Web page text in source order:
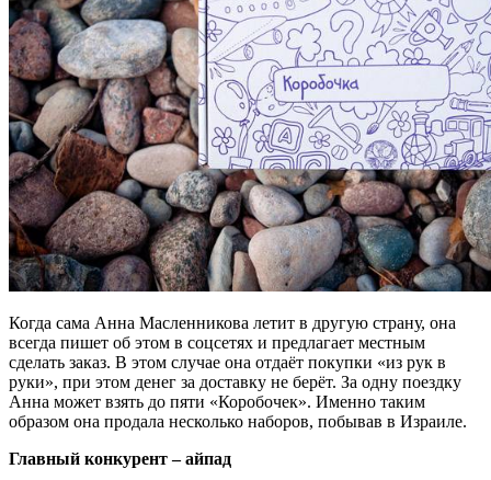
Когда сама Анна Масленникова летит в другую страну, она
всегда пишет об этом в соцсетях и предлагает местным
сделать заказ. В этом случае она отдаёт покупки «из рук в
руки», при этом денег за доставку не берёт. За одну поездку
Анна может взять до пяти «Коробочек». Именно таким
образом она продала несколько наборов, побывав в Израиле.
Главный конкурент – айпад